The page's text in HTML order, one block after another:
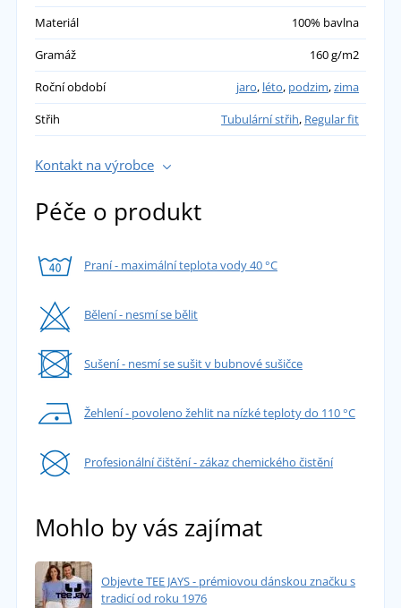
Materiál
100% bavlna
Gramáž
160 g/m2
Roční období
jaro, léto, podzim,zima
Střih
Tubulární střih, Regular fit
Kontakt na výrobce
Péče o produkt
Praní - maximální teplota vody 40 °C
Bělení - nesmí se bělit
Sušení - nesmí se sušit v bubnové sušičce
Žehlení - povoleno žehlit na nízké teploty do 110 °C
Profesionální čištění - zákaz chemického čistění
Mohlo by vás zajímat
Objevte TEE JAYS - prémiovou dánskou značku s
tradicí od roku 1976